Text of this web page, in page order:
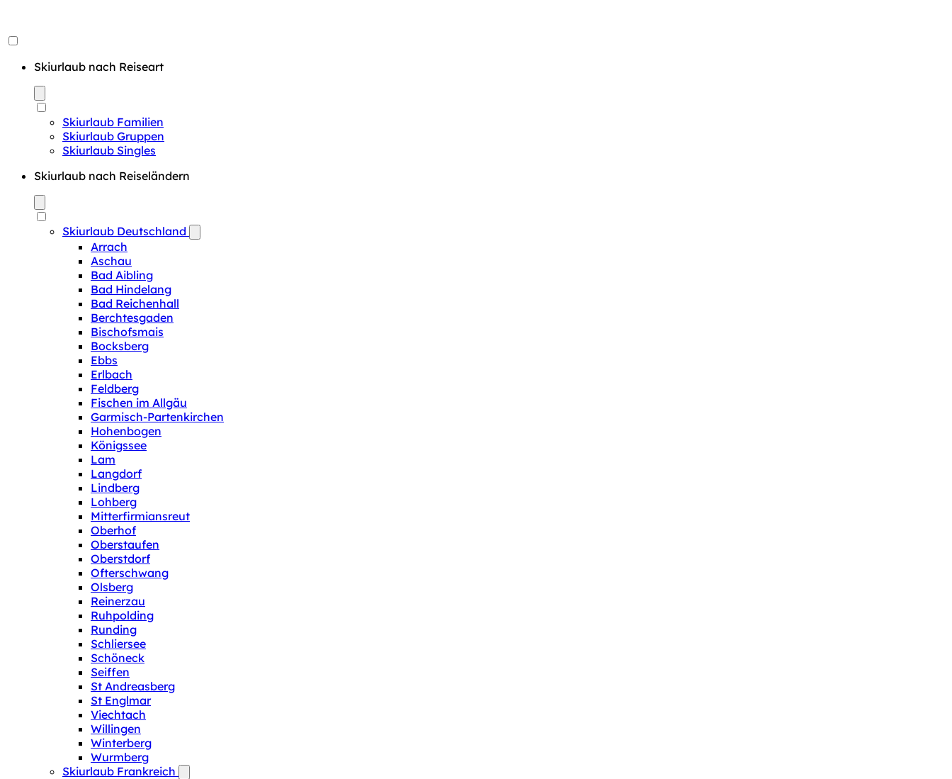
Skiurlaub nach Reiseart
Skiurlaub Familien
Skiurlaub Gruppen
Skiurlaub Singles
Skiurlaub nach Reiseländern
Skiurlaub Deutschland
Arrach
Aschau
Bad Aibling
Bad Hindelang
Bad Reichenhall
Berchtesgaden
Bischofsmais
Bocksberg
Ebbs
Erlbach
Feldberg
Fischen im Allgäu
Garmisch-Partenkirchen
Hohenbogen
Königssee
Lam
Langdorf
Lindberg
Lohberg
Mitterfirmiansreut
Oberhof
Oberstaufen
Oberstdorf
Ofterschwang
Olsberg
Reinerzau
Ruhpolding
Runding
Schliersee
Schöneck
Seiffen
St Andreasberg
St Englmar
Viechtach
Willingen
Winterberg
Wurmberg
Skiurlaub Frankreich